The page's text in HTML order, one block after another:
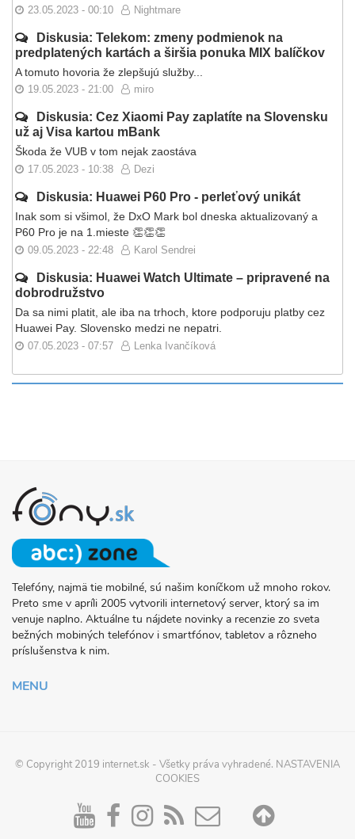
23.05.2023 - 00:10 Nightmare
Diskusia: Telekom: zmeny podmienok na
predplatených kartách a širšia ponuka MIX balíčkov
A tomuto hovoria že zlepšujú služby...
19.05.2023 - 21:00 miro
Diskusia: Cez Xiaomi Pay zaplatíte na Slovensku
už aj Visa kartou mBank
Škoda že VUB v tom nejak zaostáva
17.05.2023 - 10:38 Dezi
Diskusia: Huawei P60 Pro - perleťový unikát
Inak som si všimol, že DxO Mark bol dneska aktualizovaný a
P60 Pro je na 1.mieste 👏👏👏
09.05.2023 - 22:48 Karol Sendrei
Diskusia: Huawei Watch Ultimate – pripravené na
dobrodružstvo
Da sa nimi platit, ale iba na trhoch, ktore podporuju platby cez
Huawei Pay. Slovensko medzi ne nepatri.
07.05.2023 - 07:57 Lenka Ivančíková
O
PROJEKTE
FONY.SK
Telefóny, najmä tie mobilné, sú našim koníčkom už mnoho rokov.
Preto sme v apríli 2005 vytvorili internetový server, ktorý sa im
venuje naplno. Aktuálne tu nájdete novinky a recenzie zo sveta
bežných mobiných telefónov i smartfónov, tabletov a rôzneho
príslušenstva k nim.
MENU
© Copyright 2019 internet.sk - Všetky práva vyhradené. NASTAVENIA
COOKIES